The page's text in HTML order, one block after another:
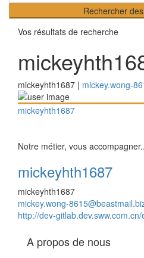
Rechercher
Vos résultats de recherche
mickeyhth1687 | mickey.wong-
mickeyhth1687
Notre métier, vous
mickeyhth1687
mickeyhth1687
mickey.wong-
http://dev-
A propos de nous